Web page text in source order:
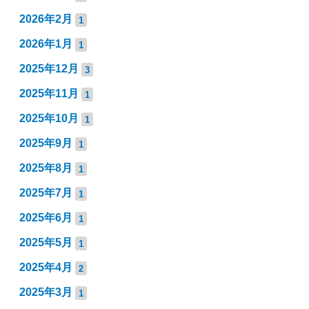
2026年2月 1
2026年1月 1
2025年12月 3
2025年11月 1
2025年10月 1
2025年9月 1
2025年8月 1
2025年7月 1
2025年6月 1
2025年5月 1
2025年4月 2
2025年3月 1